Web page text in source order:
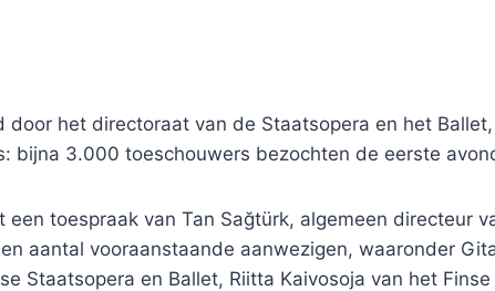
door het directoraat van de Staatsopera en het
bijna 3.000 toeschouwers bezochten de eerste
toespraak van Tan Sağtürk, algemeen directeur
aantal vooraanstaande aanwezigen, waaronder
Staatsopera en Ballet, Riitta Kaivosoja van het